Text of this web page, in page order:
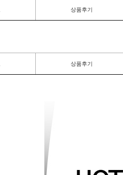
상품후기
상품후기